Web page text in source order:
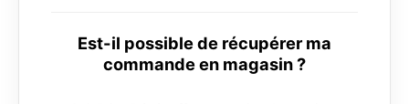
Est-il possible de récupérer ma
commande en magasin ?